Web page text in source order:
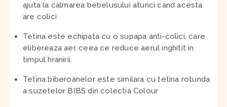
ajuta la calmarea bebelusului atunci cand acesta
are colici
Tetina este echipata cu o supapa anti-colici, care
elibereaza aer, ceea ce reduce aerul inghitit in
timpul hranirii.
Tetina biberoanelor este similara cu tetina rotunda
a suzetelor BIBS din colectia Colour